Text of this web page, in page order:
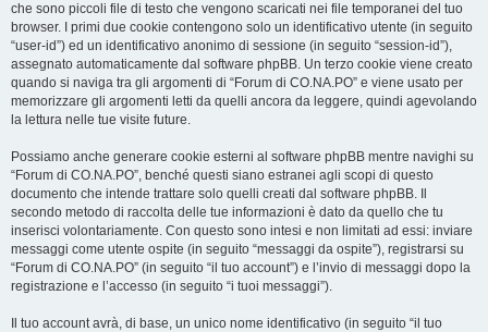
che sono piccoli file di testo che vengono scaricati nei file temporanei del tuo
browser. I primi due cookie contengono solo un identificativo utente (in seguito
“user-id”) ed un identificativo anonimo di sessione (in seguito “session-id”),
assegnato automaticamente dal software phpBB. Un terzo cookie viene creato
quando si naviga tra gli argomenti di “Forum di CO.NA.PO” e viene usato per
memorizzare gli argomenti letti da quelli ancora da leggere, quindi agevolando
la lettura nelle tue visite future.
Possiamo anche generare cookie esterni al software phpBB mentre navighi su
“Forum di CO.NA.PO”, benché questi siano estranei agli scopi di questo
documento che intende trattare solo quelli creati dal software phpBB. Il
secondo metodo di raccolta delle tue informazioni è dato da quello che tu
inserisci volontariamente. Con questo sono intesi e non limitati ad essi: inviare
messaggi come utente ospite (in seguito “messaggi da ospite”), registrarsi su
“Forum di CO.NA.PO” (in seguito “il tuo account”) e l’invio di messaggi dopo la
registrazione e l’accesso (in seguito “i tuoi messaggi”).
Il tuo account avrà, di base, un unico nome identificativo (in seguito “il tuo